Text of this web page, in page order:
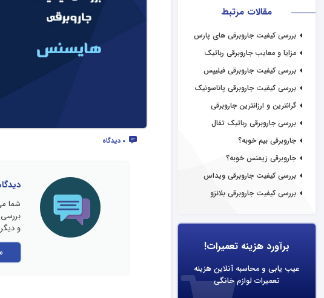
مقالات مرتبط
بررسی کیفیت جاروبرقی های پارس
مزایا و معایب جاروبرقی رباتیک
بررسی کیفیت جاروبرقی فیلیپس
بررسی کیفیت جاروبرقی پاناسونیک
گرانترین و ارزانترین جاروبرقی
بررسی جاروبرقی رباتیک تفال
جاروبرقی بیم خوبه؟
جاروبرقی زیمنس خوبه؟
بررسی کیفیت جاروبرقی ویداس
بررسی کیفیت جاروبرقی بلانزو
برآورد هزینه تعمیرات!
عیب یابی و محاسبه آنلاین هزینه
تعمیرات لوازم خانگی
0 دیدگاه
شما
و دیگر